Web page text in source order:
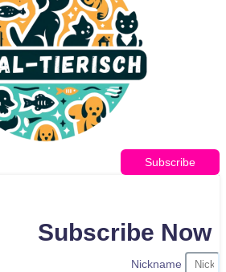
Subscribe
Subscribe Now
Nickname